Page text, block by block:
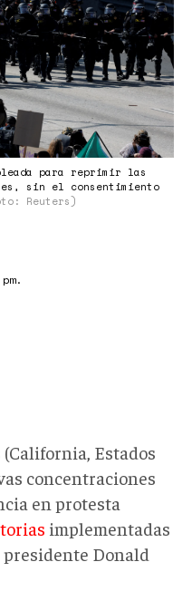
para reprimir las
sin el consentimiento
Reuters)
.
Estados
concentraciones
en protesta
implementadas
Donald